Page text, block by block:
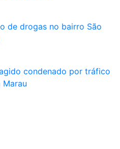
de drogas no bairro São
condenado por tráfico